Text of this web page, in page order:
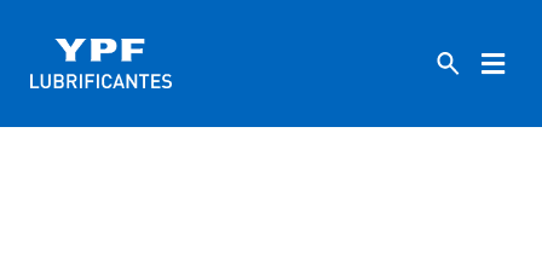
HOME»POLÍTICA DE PRIVACIDADE